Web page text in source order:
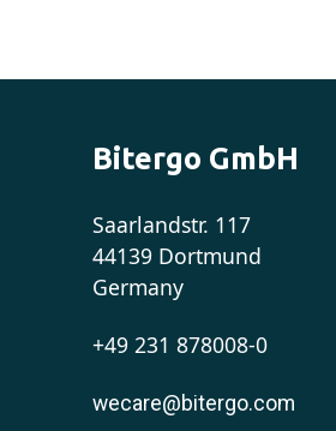
Bitergo GmbH
Saarlandstr. 117
44139 Dortmund
Germany
+49 231 878008-0
wecare@bitergo.com